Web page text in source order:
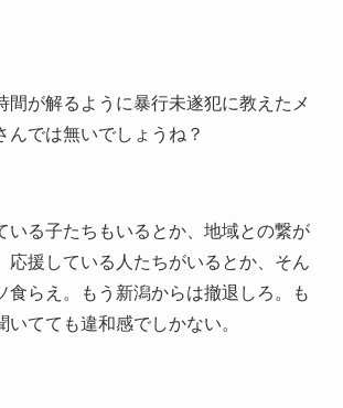
間が解るように暴行未遂犯に教えたメ
んでは無いでしょうね？
いる子たちもいるとか、地域との繋が
応援している人たちがいるとか、そん
食らえ。もう新潟からは撤退しろ。も
いてても違和感でしかない。